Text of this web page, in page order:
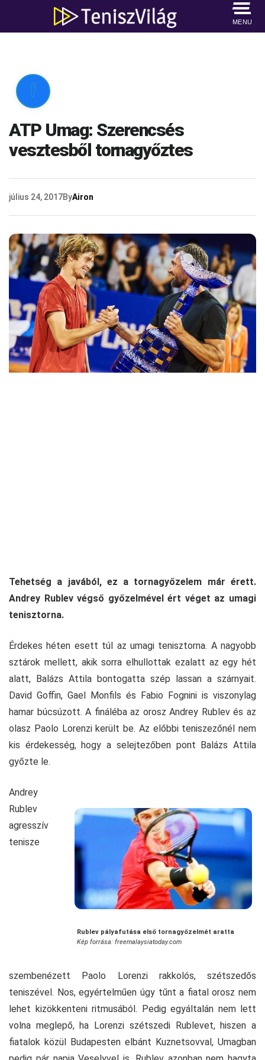
MENU

ATP Umag: Szerencsés
vesztesből tornagyőztes
július 24, 2017ByAiron
Tehetség a javából, ez a tornagyőzelem már érett.
Andrey Rublev végső győzelmével ért véget az umagi
tenisztorna.
Érdekes héten esett túl az umagi tenisztorna. A nagyobb
sztárok mellett, akik sorra elhullottak ezalatt az egy hét
alatt, Balázs Attila bontogatta szép lassan a szárnyait.
David Goffin, Gael Monfils és Fabio Fognini is viszonylag
hamar búcsúzott. A fináléba az orosz Andrey Rublev és az
olasz Paolo Lorenzi került be. Az előbbi teniszezőnél nem
kis érdekesség, hogy a selejtezőben pont Balázs Attila
győzte le.
Rublev pályafutása első tornagyőzelmét aratta
Kép forrása: freemalaysiatoday.com
Andrey
Rublev
agresszív
tenisze
szembenézett Paolo Lorenzi rakkolós, szétszedős
teniszével. Nos, egyértelműen úgy tűnt a fiatal orosz nem
lehet kizökkenteni ritmusából. Pedig egyáltalán nem lett
volna meglepő, ha Lorenzi szétszedi Rublevet, hiszen a
fiatalok közül Budapesten elbánt Kuznetsovval, Umagban